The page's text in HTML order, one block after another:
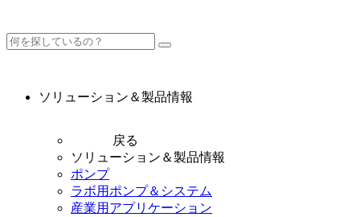
ソリューション＆製品情報
戻る
ソリューション＆製品情報
ポンプ
ラボ用ポンプ＆システム
産業用アプリケーション